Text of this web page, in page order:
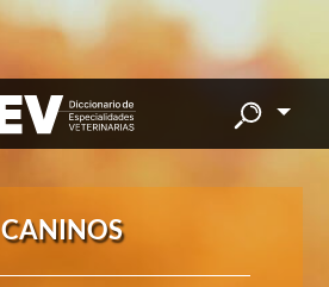
CANINOS